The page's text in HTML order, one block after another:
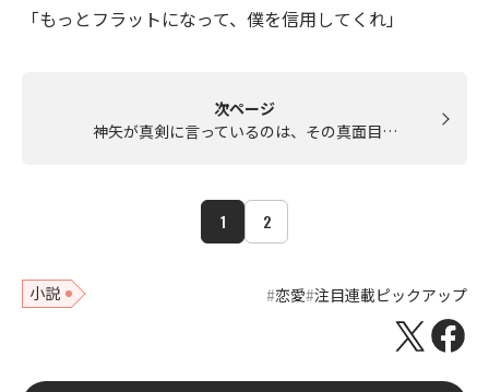
「もっとフラットになって、僕を信用してくれ」
次ページ
神矢が真剣に言っているのは、その真面目…
1 2
小説 恋愛 注目連載ピックアップ